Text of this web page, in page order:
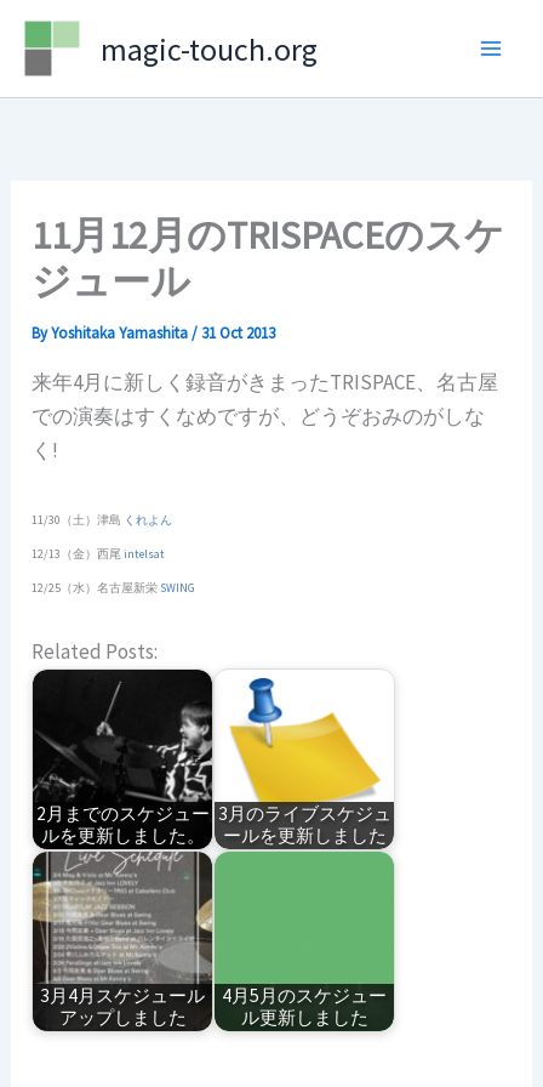
Skip
content
magic-touch.org
11月12月のTRISPACEのスケ
ジュール
ByYoshitaka Yamashita/ 31 Oct 2013
来年4月に新しく録音がきまったTRISPACE、名古屋
での演奏はすくなめですが、どうぞおみのがしな
く!
11/30（土）津島 くれよん
12/13（金）西尾intelsat
12/25（水）名古屋新栄 SWING
Related Posts:
2月までのスケジュー
ルを更新しました。
3月のライブスケジュ
ールを更新しました
3月4月スケジュール
アップしました
4月5月のスケジュー
ル更新しました